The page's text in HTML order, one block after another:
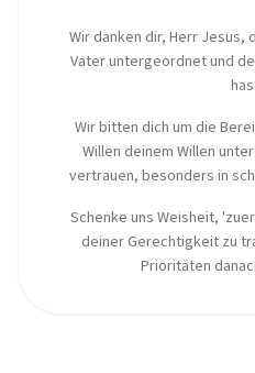
Wir danken dir, Herr Jesus,
Vater untergeordnet und
Wir bitten dich um die
Willen deinem Willen
vertrauen, besonders in
Schenke uns Weisheit,
deiner Gerechtigkeit zu
Prioritäten